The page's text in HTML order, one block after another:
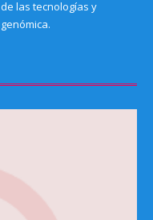
las tecnologías y